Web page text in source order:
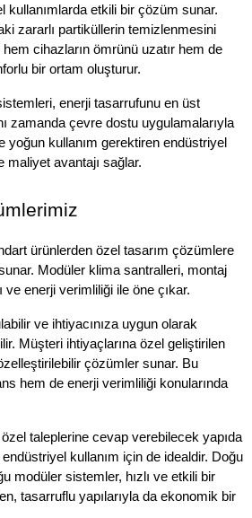
kullanımlarda etkili bir çözüm sunar.
zararlı partiküllerin temizlenmesini
cihazların ömrünü uzatır hem de
bir ortam oluşturur.
enerji tasarrufunu en üst
zamanda çevre dostu uygulamalarıyla
yoğun kullanım gerektiren endüstriyel
maliyet avantajı sağlar.
ürünlerden özel tasarım çözümlere
Modüler klima santralleri, montaj
ve enerji verimliliği ile öne çıkar.
ve ihtiyacınıza uygun olarak
Müşteri ihtiyaçlarına özel geliştirilen
çözümler sunar. Bu
hem de enerji verimliliği konularında
taleplerine cevap verebilecek yapıda
kullanım için de idealdir. Doğu
modüler sistemler, hızlı ve etkili bir
tasarruflu yapılarıyla da ekonomik bir